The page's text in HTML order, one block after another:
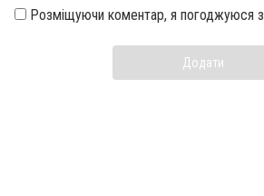
Розміщуючи коментар, я погоджуюся з
Додати